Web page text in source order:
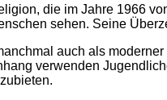
die im Jahre 1966
sehen. Seine
auch als moderner
verwenden